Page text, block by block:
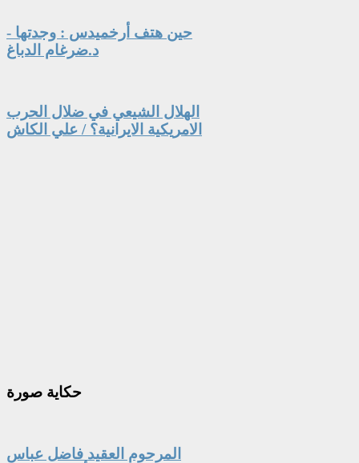
حين هتف أرخميدس : وجدتها -
د.ضرغام الدباغ
الهلال الشيعي في ضلال الحرب
الامريكية الايرانية؟ / علي الكاش
حكاية صورة
المرحوم العقيد فاضل عباس